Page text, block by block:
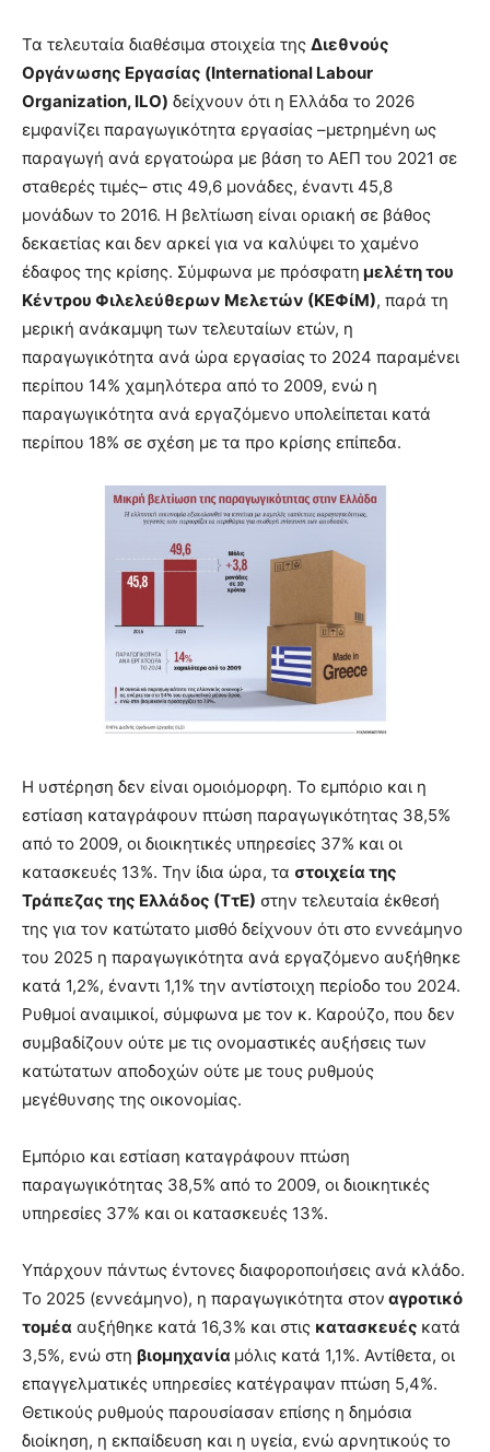
Τα τελευταία διαθέσιμα στοιχεία της Διεθνούς
Οργάνωσης Εργασίας (International Labour
Organization, ILO) δείχνουν ότι η Ελλάδα το 2026
εμφανίζει παραγωγικότητα εργασίας –μετρημένη ως
παραγωγή ανά εργατοώρα με βάση το ΑΕΠ του 2021 σε
σταθερές τιμές– στις 49,6 μονάδες, έναντι 45,8
μονάδων το 2016. Η βελτίωση είναι οριακή σε βάθος
δεκαετίας και δεν αρκεί για να καλύψει το χαμένο
έδαφος της κρίσης. Σύμφωνα με πρόσφατη μελέτη του
Κέντρου Φιλελεύθερων Μελετών (ΚΕΦίΜ), παρά τη
μερική ανάκαμψη των τελευταίων ετών, η
παραγωγικότητα ανά ώρα εργασίας το 2024 παραμένει
περίπου 14% χαμηλότερα από το 2009, ενώ η
παραγωγικότητα ανά εργαζόμενο υπολείπεται κατά
περίπου 18% σε σχέση με τα προ κρίσης επίπεδα.
Η υστέρηση δεν είναι ομοιόμορφη. Το εμπόριο και η
εστίαση καταγράφουν πτώση παραγωγικότητας 38,5%
από το 2009, οι διοικητικές υπηρεσίες 37% και οι
κατασκευές 13%. Την ίδια ώρα, τα στοιχεία της
Τράπεζας της Ελλάδος (ΤτΕ) στην τελευταία έκθεσή
της για τον κατώτατο μισθό δείχνουν ότι στο εννεάμηνο
του 2025 η παραγωγικότητα ανά εργαζόμενο αυξήθηκε
κατά 1,2%, έναντι 1,1% την αντίστοιχη περίοδο του 2024.
Ρυθμοί αναιμικοί, σύμφωνα με τον κ. Καρούζο, που δεν
συμβαδίζουν ούτε με τις ονομαστικές αυξήσεις των
κατώτατων αποδοχών ούτε με τους ρυθμούς
μεγέθυνσης της οικονομίας.
Εμπόριο και εστίαση καταγράφουν πτώση
παραγωγικότητας 38,5% από το 2009, οι διοικητικές
υπηρεσίες 37% και οι κατασκευές 13%.
Υπάρχουν πάντως έντονες διαφοροποιήσεις ανά κλάδο.
Το 2025 (εννεάμηνο), η παραγωγικότητα στον αγροτικό
τομέα αυξήθηκε κατά 16,3% και στις κατασκευές κατά
3,5%, ενώ στη βιομηχανία μόλις κατά 1,1%. Αντίθετα, οι
επαγγελματικές υπηρεσίες κατέγραψαν πτώση 5,4%.
Θετικούς ρυθμούς παρουσίασαν επίσης η δημόσια
διοίκηση, η εκπαίδευση και η υγεία, ενώ αρνητικούς το